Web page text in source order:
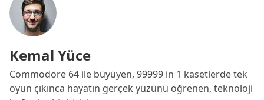
Kemal Yüce
Commodore 64 ile büyüyen, 99999 in 1 kasetlerde tek
oyun çıkınca hayatın gerçek yüzünü öğrenen, teknoloji